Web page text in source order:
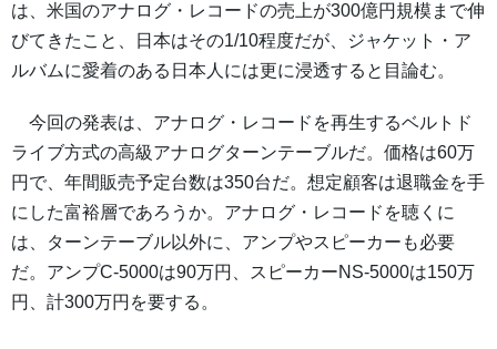
は、米国のアナログ・レコードの売上が300億円規模まで伸
びてきたこと、日本はその1/10程度だが、ジャケット・ア
ルバムに愛着のある日本人には更に浸透すると目論む。
今回の発表は、アナログ・レコードを再生するベルトド
ライブ方式の高級アナログターンテーブルだ。価格は60万
円で、年間販売予定台数は350台だ。想定顧客は退職金を手
にした富裕層であろうか。アナログ・レコードを聴くに
は、ターンテーブル以外に、アンプやスピーカーも必要
だ。アンプC-5000は90万円、スピーカーNS-5000は150万
円、計300万円を要する。